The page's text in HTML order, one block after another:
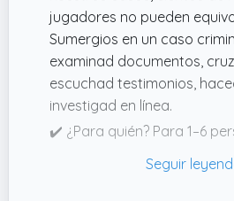
jugadores no pueden
Sumergios en un caso
examinad documentos,
escuchad testimonios,
investigad en línea.
✔️ ¿Para quién? Para 1–6
para noches de juegos con